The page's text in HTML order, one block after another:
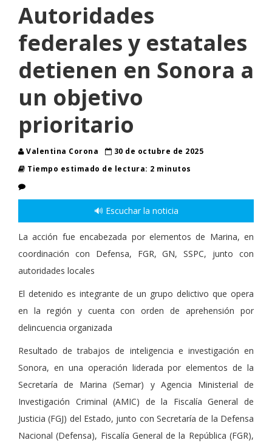
Autoridades
federales y estatales
detienen en Sonora a
un objetivo
prioritario
Valentina Corona
30 de octubre de 2025
Tiempo estimado de lectura: 2 minutos
🔊 Escuchar la noticia
La acción fue encabezada por elementos de Marina, en
coordinación con Defensa, FGR, GN, SSPC, junto con
autoridades locales
El detenido es integrante de un grupo delictivo que opera
en la región y cuenta con orden de aprehensión por
delincuencia organizada
Resultado de trabajos de inteligencia e investigación en
Sonora, en una operación liderada por elementos de la
Secretaría de Marina (Semar) y Agencia Ministerial de
Investigación Criminal (AMIC) de la Fiscalía General de
Justicia (FGJ) del Estado, junto con Secretaría de la Defensa
Nacional (Defensa), Fiscalía General de la República (FGR),